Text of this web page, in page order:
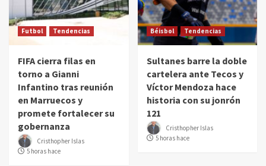
Futbol Tendencias
FIFA cierra filas en
torno a Gianni
Infantino tras reunión
en Marruecos y
promete fortalecer su
gobernanza
Cristhopher Islas
5 horas hace
Béisbol Tendencias
Sultanes barre la doble
cartelera ante Tecos y
Víctor Mendoza hace
historia con su jonrón
121
Cristhopher Islas
5 horas hace